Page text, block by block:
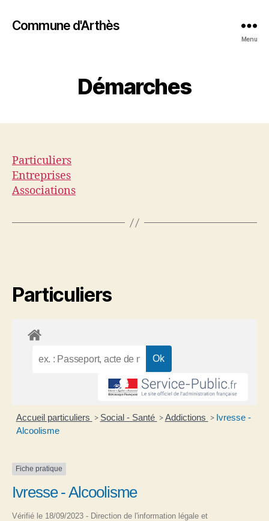
Commune d'Arthès
Menu
Démarches
Particuliers
Entreprises
Associations
Particuliers
Accueil particuliers > Social - Santé > Addictions > Ivresse -
Alcoolisme
Fiche pratique
Ivresse - Alcoolisme
Vérifié le 18/09/2023 - Direction de l'information légale et